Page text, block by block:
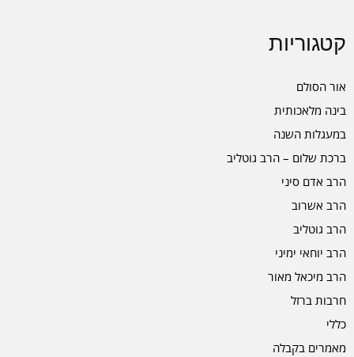
קטגוריות
אור הסולם
בינה מלאכותית
במעגלות השנה
ברכת שלום – הרב גוטליב
הרב אדם סיני
הרב אשרוב
הרב גוטליב
הרב יוחאי ימיני
הרב מיכאל מאור
חרבות ברזל
כללי
מאמרים בקבלה